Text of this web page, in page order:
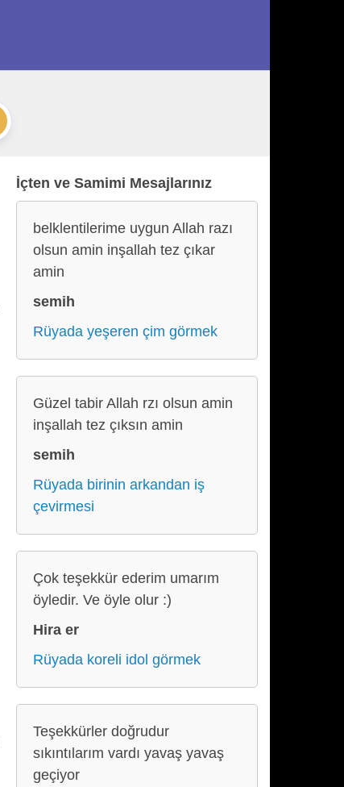
İçten ve Samimi Mesajlarınız
belklentilerime uygun Allah razı
olsun amin inşallah tez çıkar
amin
semih
Rüyada yeşeren çim görmek
Güzel tabir Allah rzı olsun amin
inşallah tez çıksın amin
semih
Rüyada birinin arkandan iş
çevirmesi
Çok teşekkür ederim umarım
öyledir. Ve öyle olur :)
Hira er
Rüyada koreli idol görmek
Teşekkürler doğrudur
sıkıntılarım vardı yavaş yavaş
geçiyor